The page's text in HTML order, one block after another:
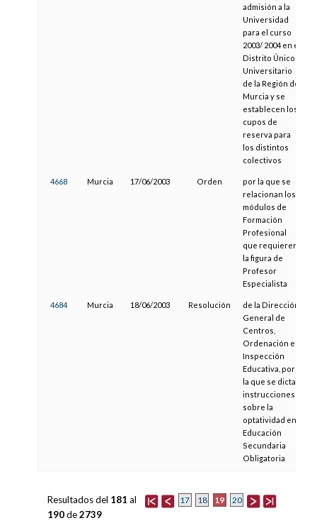
admisión a la
Universidad
para el curso
2003/ 2004 en el
Distrito Único
Universitario
de la Región de
Murcia y se
establecen los
cupos de
reserva para
los distintos
colectivos
4668 Murcia 17/06/2003 Orden
por la que se
relacionan los
módulos de
Formación
Profesional
que requieren
la figura de
Profesor
Especialista
4684 Murcia 18/06/2003 Resolución
de la Dirección
General de
Centros,
Ordenación e
Inspección
Educativa, por
la que se dictan
instrucciones
sobre la
optatividad en
Educación
Secundaria
Obligatoria
17 18 19 20
Resultados del 181 al
190de2739